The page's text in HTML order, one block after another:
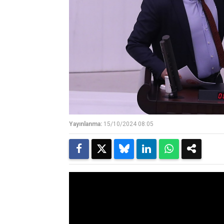
Yayınlanma: 15/10/2024 08:05